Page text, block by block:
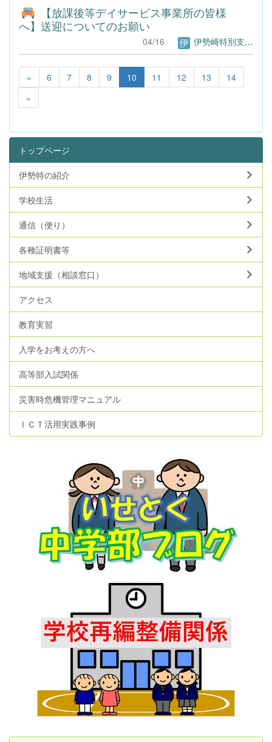
【放課後等デイサービス事業所の皆様
へ】送迎についてのお願い
04/16 伊勢崎特別支援学校Webページ管理者
« 6 7 8 9 10 11 12 13
14
»
トップページ
伊勢特の紹介
学校生活
通信（便り）
各種証明書等
地域支援（相談窓口）
アクセス
教育実習
入学をお考えの方へ
高等部入試関係
災害時危機管理マニュアル
ＩＣＴ活用実践事例